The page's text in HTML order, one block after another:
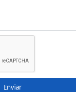
Enviar